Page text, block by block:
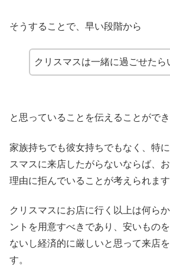
そうすることで、早い段階から
クリスマスは一緒に過ごせたら
と思っていることを伝えることができ
家族持ちでも彼女持ちでもなく、特
スマスに来店したがらないならば、
理由に拒んでいることが考えられます
クリスマスにお店に行く以上は何ら
ントを用意すべきであり、安いもの
ないし経済的に厳しいと思って来店
す。